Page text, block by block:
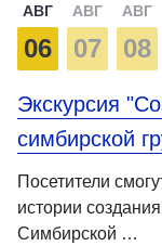
АВГ
06
АВГ
07
АВГ
08
Экскурсия
симбирской
Посетители
истории
Симбирской …